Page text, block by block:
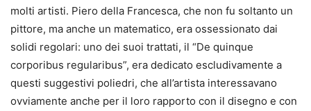
molti artisti. Piero della Francesca, che non fu soltanto un
pittore, ma anche un matematico, era ossessionato dai
solidi regolari: uno dei suoi trattati, il “De quinque
corporibus regularibus”, era dedicato escludivamente a
questi suggestivi poliedri, che all’artista interessavano
ovviamente anche per il loro rapporto con il disegno e con